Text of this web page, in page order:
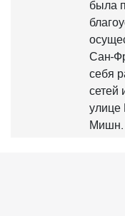
была
Сан-
себя
сетей
улице
Мишн.